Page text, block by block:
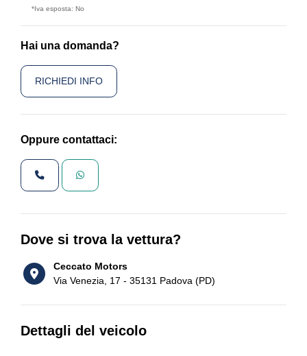
*Iva esposta: No
Hai una domanda?
RICHIEDI INFO
Oppure contattaci:
Dove si trova la vettura?
Ceccato Motors
Via Venezia, 17 - 35131 Padova (PD)
Dettagli del veicolo